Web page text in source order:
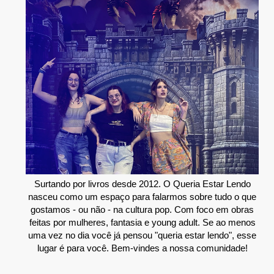
Surtando por livros desde 2012. O Queria Estar Lendo
nasceu como um espaço para falarmos sobre tudo o que
gostamos - ou não - na cultura pop. Com foco em obras
feitas por mulheres, fantasia e young adult. Se ao menos
uma vez no dia você já pensou "queria estar lendo", esse
lugar é para você. Bem-vindes a nossa comunidade!